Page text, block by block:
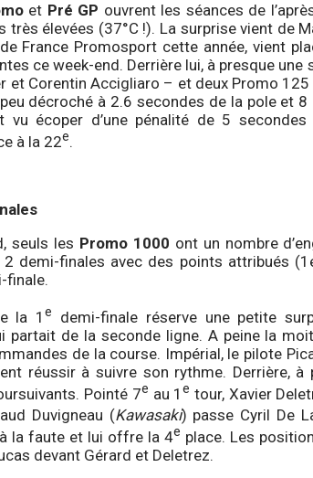
et Pré GP ouvrent les séances de
très élevées (37°C !). La surprise vient de
France Promosport cette année, vient
ce week-end. Derrière lui, à presque
et Corentin Accigliaro – et deux Promo
décroché à 2.6 secondes de la pole et
vu écoper d’une pénalité de 5
à la 22e.
seuls les Promo 1000 ont un nombre
2 demi-finales avec des points attribués
finale.
la 1e
demi-finale réserve une petite
partait de la seconde ligne. A peine la
de la course. Impérial, le pilote
réussir à suivre son rythme. Derrière,
Pointé 7e au 1e tour, Xavier
Duvigneau (Kawasaki) passe Cyril De
la faute et lui offre la 4e place. Les
devant Gérard et Deletrez.